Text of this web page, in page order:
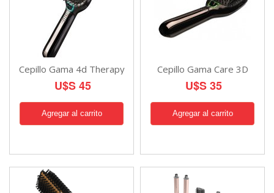
Cepillo Gama 4d Therapy
U$S 45
Cepillo Gama Care 3D
U$S 35